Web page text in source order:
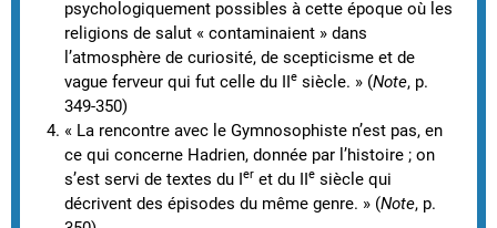
psychologiquement possibles à cette époque où les
religions de salut « contaminaient » dans
l’atmosphère de curiosité, de scepticisme et de
vague ferveur qui fut celle du IIe siècle. » (Note, p.
349-350)
« La rencontre avec le Gymnosophiste n’est pas, en
ce qui concerne Hadrien, donnée par l’histoire ; on
s’est servi de textes du Ier et du IIe siècle qui
décrivent des épisodes du même genre. » (Note, p.